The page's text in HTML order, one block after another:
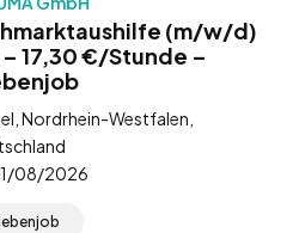
(m/w/d)
17,30 €/Stunde –
Nordrhein-Westfalen,
08/2026